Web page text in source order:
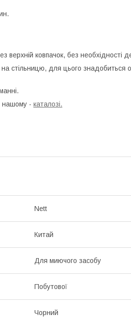
ковпачок, без необхідності
стільницю, для цього знадобиться
нашому - каталозі.
Nett
Китай
Для миючого засобу
Побутової
Чорний